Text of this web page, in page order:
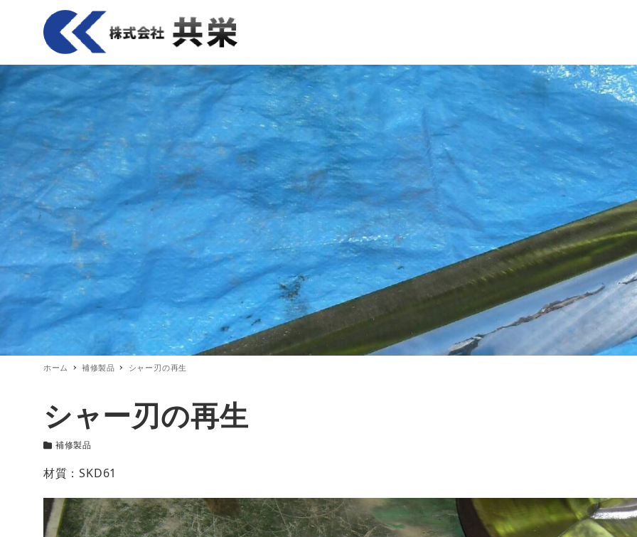
ホーム 補修製品 シャー刃の再生
シャー刃の再生
カテゴリー
補修製品
材質：SKD61